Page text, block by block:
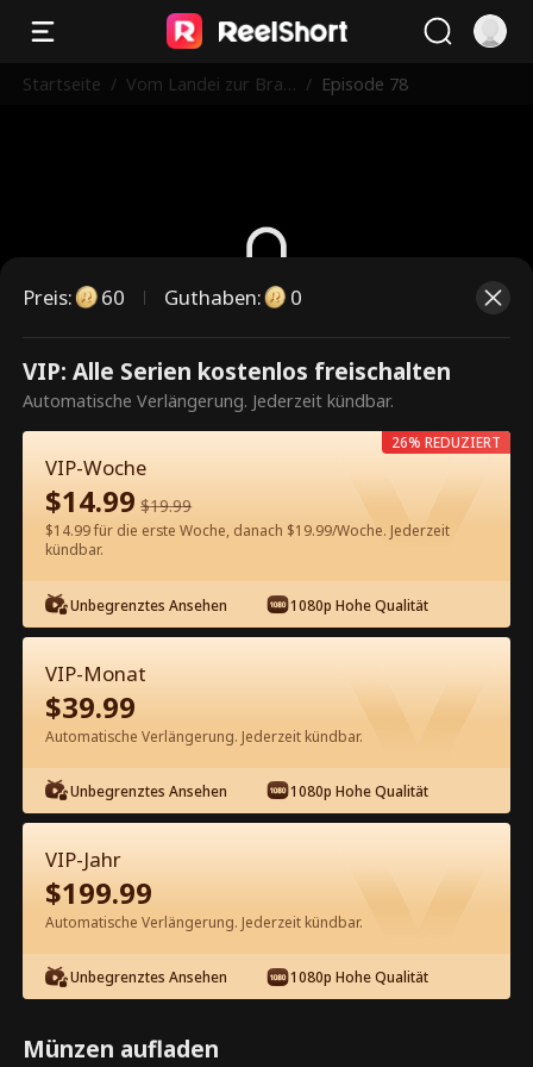
Startseite / Vom Landei zur Brau
/ Episode 78
Dies ist eine kostenpflichtige
Episode. Bitte entsperren, um
weiterzusehen.
60Jetzt entsperren
Kostenlos in der App ansehen
Episode 78 - Vom Landei zur Braut
des CEOs Kompletter Film
0-49 50-99 100-104
78 79 81 82
Preis: 60 Guthaben: 0
VIP: Alle Serien kostenlos freischalten
Automatische Verlängerung. Jederzeit kündbar.
VIP-Woche
$14.99 $19.99
$14.99 für die erste Woche, danach $19.99/Woche. Jederzeit
kündbar.
Unbegrenztes Ansehen 1080p Hohe Qualität
26% REDUZIERT
VIP-Monat
$39.99
Automatische Verlängerung. Jederzeit kündbar.
Unbegrenztes Ansehen 1080p Hohe Qualität
VIP-Jahr
$199.99
Automatische Verlängerung. Jederzeit kündbar.
Unbegrenztes Ansehen 1080p Hohe Qualität
Münzen aufladen